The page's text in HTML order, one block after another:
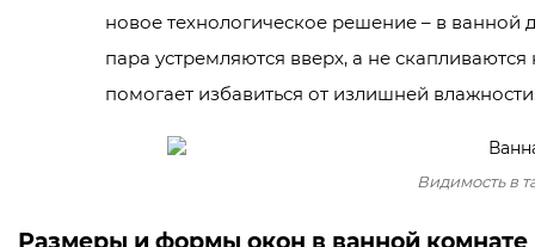
новое технологическое решение – в ванной
пара устремляются вверх, а не
помогает избавиться от излишней
Видимость в
Размеры и формы окон в ванной комнате